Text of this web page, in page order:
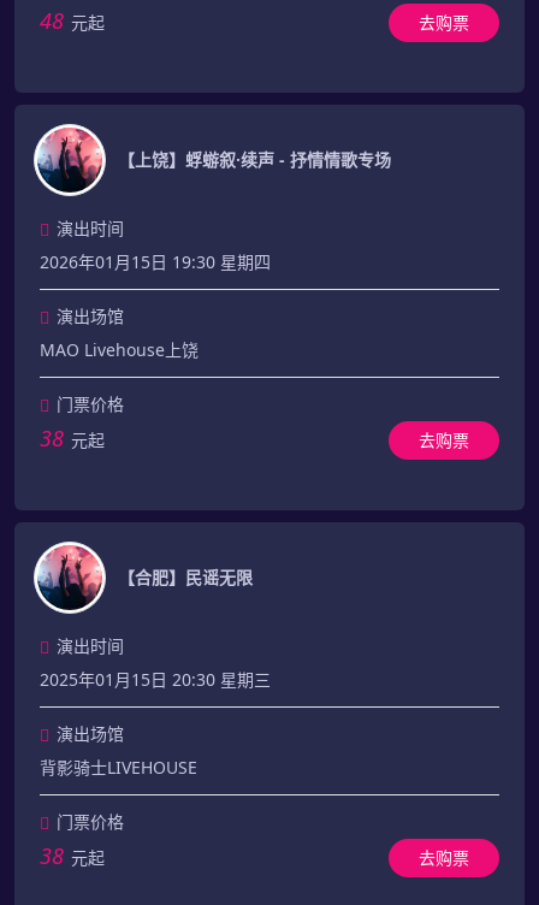
48 元起 去购票
【上饶】蜉蝣叙·续声 - 抒情情歌专场
演出时间
2026年01月15日 19:30 星期四
演出场馆
MAO Livehouse上饶
门票价格
38 元起 去购票
【合肥】民谣无限
演出时间
2025年01月15日 20:30 星期三
演出场馆
背影骑士LIVEHOUSE
门票价格
38 元起 去购票